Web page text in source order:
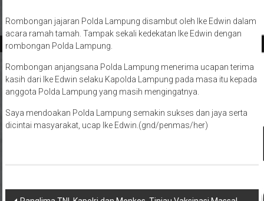
Rombongan jajaran Polda Lampung disambut oleh Ike Edwin dalam
acara ramah tamah. Tampak sekali kedekatan Ike Edwin dengan
rombongan Polda Lampung.
Rombongan anjangsana Polda Lampung menerima ucapan terima
kasih dari Ike Edwin selaku Kapolda Lampung pada masa itu kepada
anggota Polda Lampung yang masih mengingatnya.
Saya mendoakan Polda Lampung semakin sukses dan jaya serta
dicintai masyarakat, ucap Ike Edwin.(gnd/penmas/her)